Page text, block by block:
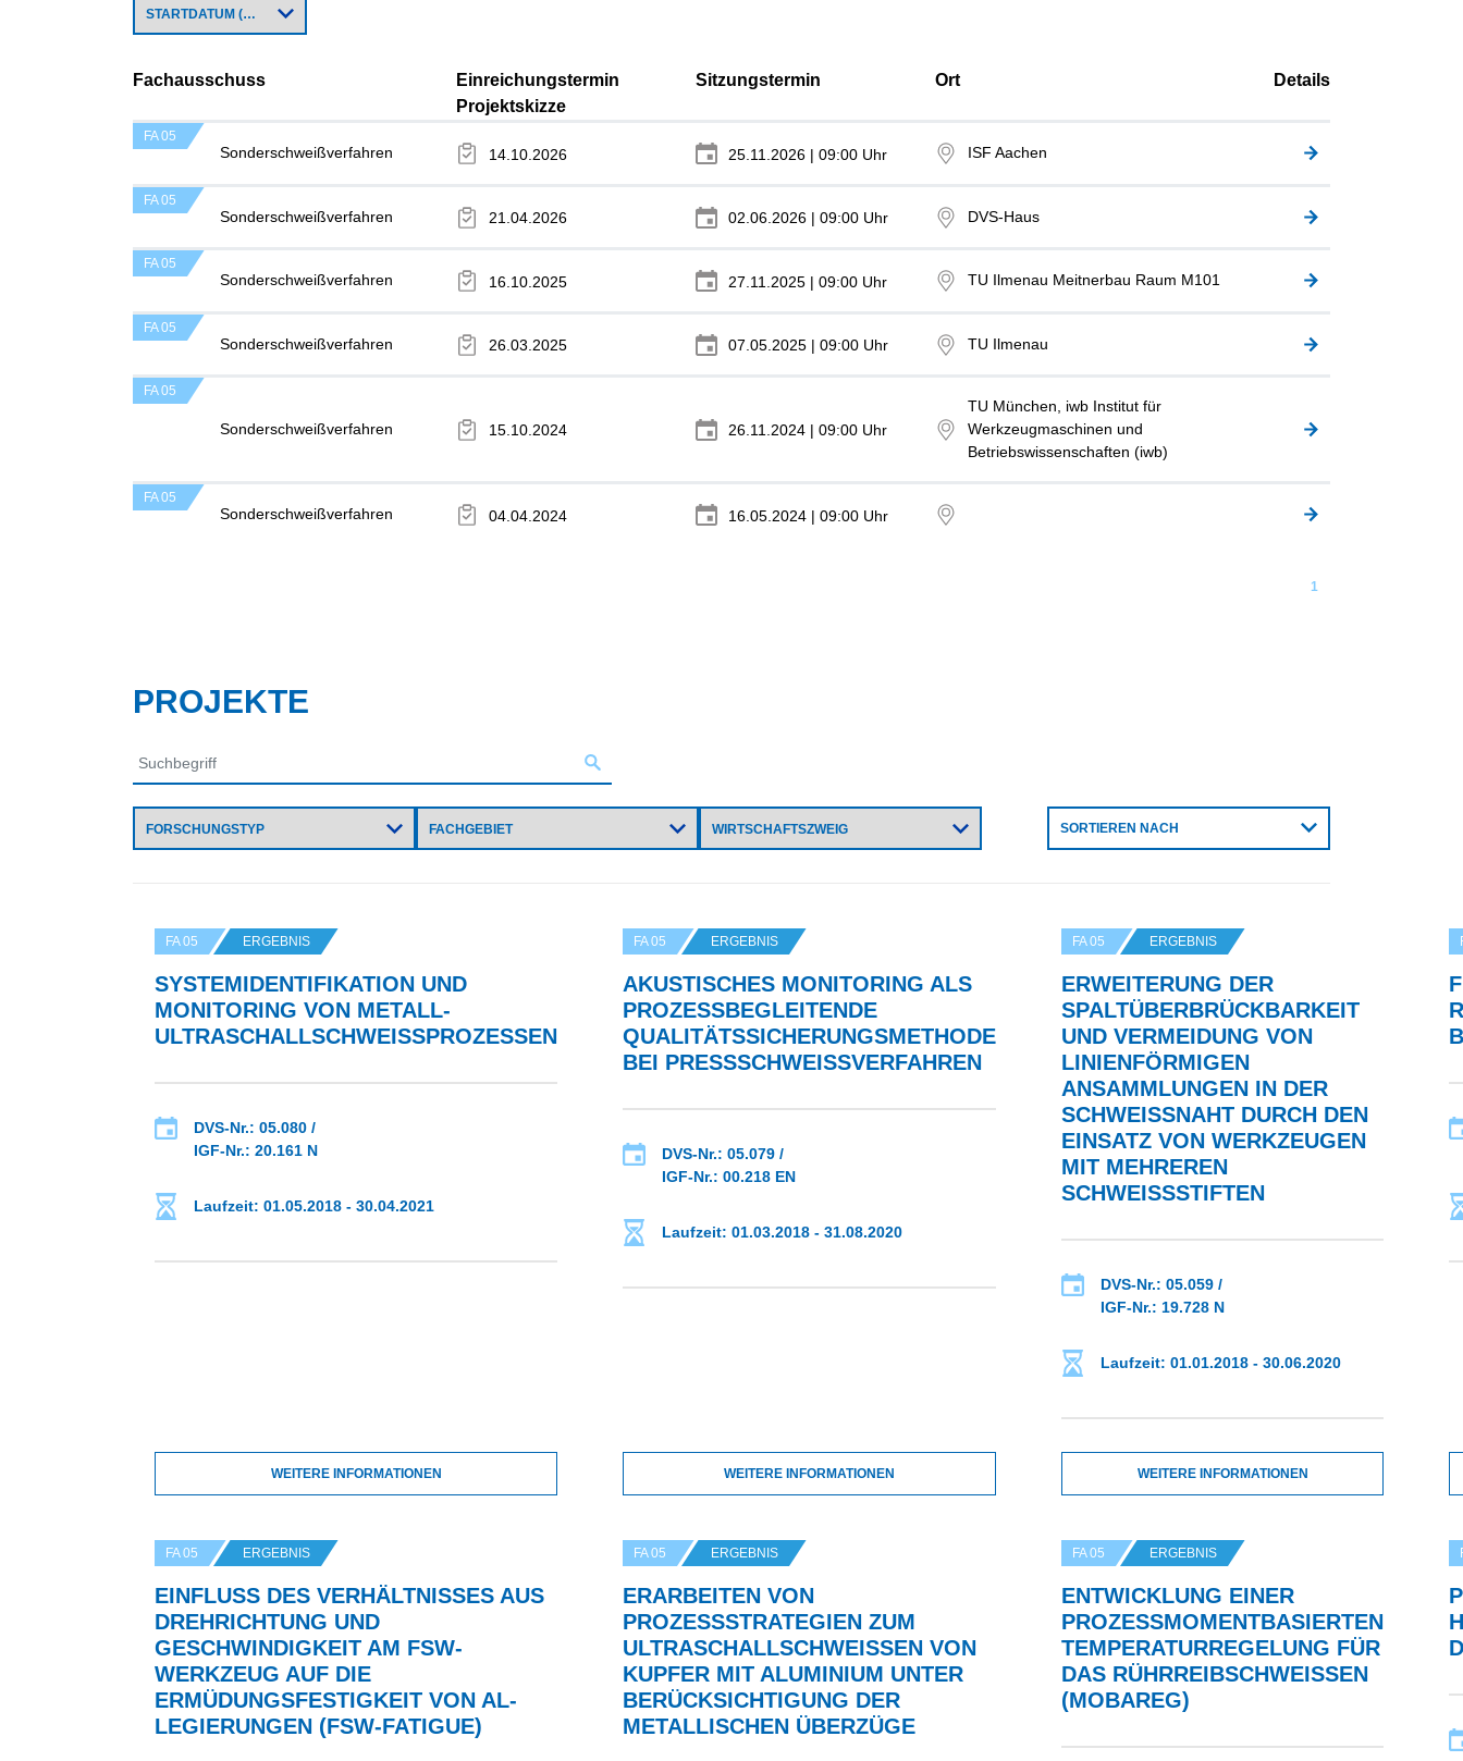
Fachausschuss
Einreichungstermin
Projektskizze
Sitzungstermin Ort Details
FA 05
Sonderschweißverfahren 14.10.2026 25.11.2026 | 09:00 Uhr ISF Aachen
FA 05
Sonderschweißverfahren 21.04.2026 02.06.2026 | 09:00 Uhr DVS-Haus
FA 05
Sonderschweißverfahren 16.10.2025 27.11.2025 | 09:00 Uhr TU Ilmenau Meitnerbau Raum M101
FA 05
Sonderschweißverfahren 26.03.2025 07.05.2025 | 09:00 Uhr TU Ilmenau
FA 05
Sonderschweißverfahren 15.10.2024 26.11.2024 | 09:00 Uhr
TU München, iwb Institut für
Werkzeugmaschinen und
Betriebswissenschaften (iwb)
FA 05
Sonderschweißverfahren 04.04.2024 16.05.2024 | 09:00 Uhr
1
PROJEKTE
SORTIEREN NACH
FA 05 ERGEBNIS
SYSTEMIDENTIFIKATION UND
MONITORING VON METALL-
ULTRASCHALLSCHWEISSPROZESSEN
DVS-Nr.: 05.080 /
IGF-Nr.: 20.161 N
Laufzeit: 01.05.2018 - 30.04.2021
WEITERE INFORMATIONEN
FA 05 ERGEBNIS
AKUSTISCHES MONITORING ALS
PROZESSBEGLEITENDE
QUALITÄTSSICHERUNGSMETHODE
BEI PRESSSCHWEISSVERFAHREN
DVS-Nr.: 05.079 /
IGF-Nr.: 00.218 EN
Laufzeit: 01.03.2018 - 31.08.2020
WEITERE INFORMATIONEN
FA 05 ERGEBNIS
ERWEITERUNG DER
SPALTÜBERBRÜCKBARKEIT
UND VERMEIDUNG VON
LINIENFÖRMIGEN
ANSAMMLUNGEN IN DER
SCHWEISSNAHT DURCH DEN E
INSATZ VON WERKZEUGEN M
IT MEHREREN S
CHWEISSSTIFTEN
DVS-Nr.: 05.059 /
IGF-Nr.: 19.728 N
Laufzeit: 01.01.2018 - 30.06.2020
WEITERE INFORMATIONEN
FA 05 ERGEBNIS
EINFLUSS DES VERHÄLTNISSES AUS
DREHRICHTUNG UND
GESCHWINDIGKEIT AM FSW-
WERKZEUG AUF DIE
ERMÜDUNGSFESTIGKEIT VON AL-
LEGIERUNGEN (FSW-FATIGUE)
FA 05 ERGEBNIS
ERARBEITEN VON
PROZESSSTRATEGIEN ZUM
ULTRASCHALLSCHWEISSEN VON K
UPFER MIT ALUMINIUM UNTER B
ERÜCKSICHTIGUNG DER M
ETALLISCHEN ÜBERZÜGE
FA 05 ERGEBNIS
ENTWICKLUNG EINER
PROZESSMOMENTBASIERTEN
TEMPERATURREGELUNG FÜR
DAS RÜHRREIBSCHWEISSEN (
MOBAREG)